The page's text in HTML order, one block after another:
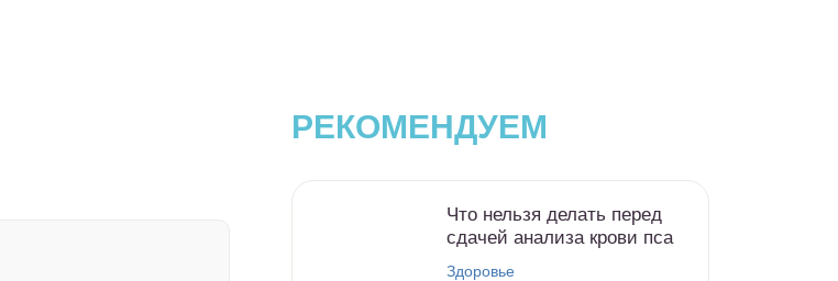
РЕКОМЕНДУЕМ
Что нельзя делать перед
сдачей анализа крови пса
Здоровье